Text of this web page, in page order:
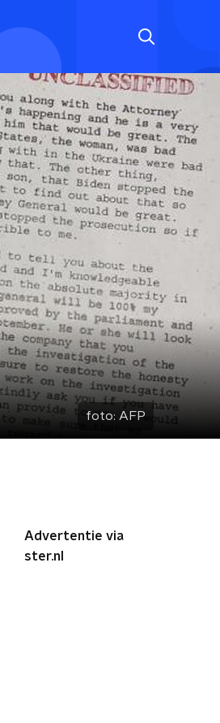
foto: AFP
Advertentie via
ster.nl